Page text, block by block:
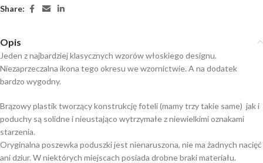
Share:
Opis
Jeden z najbardziej klasycznych wzorów włoskiego designu.
Niezaprzeczalna ikona tego okresu we wzornictwie. A na dodatek
bardzo wygodny.
Brązowy plastik tworzący konstrukcję foteli (mamy trzy takie same) jak i
poduchy są solidne i nieustająco wytrzymałe z niewielkimi oznakami
starzenia.
Oryginalna poszewka poduszki jest nienaruszona, nie ma żadnych nacięć
ani dziur. W niektórych miejscach posiada drobne braki materiału.